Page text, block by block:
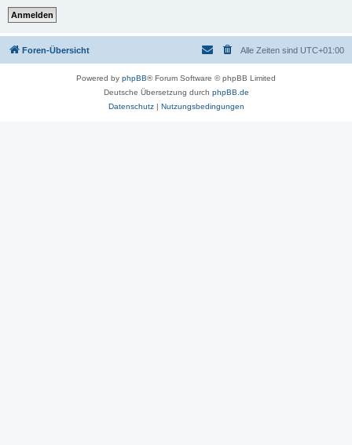
Foren-Übersicht Alle Zeiten sind UTC+01:00
Powered by phpBB® Forum Software © phpBB Limited
Deutsche Übersetzung durch phpBB.de
Datenschutz| Nutzungsbedingungen